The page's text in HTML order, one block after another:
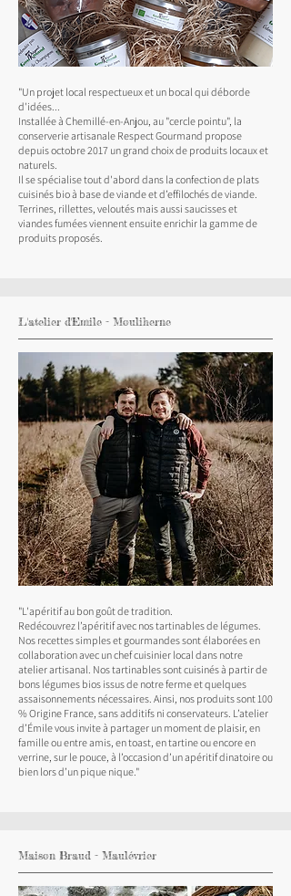
"Un projet local respectueux et un bocal qui déborde
d'idées...
Installée à Chemillé-en-Anjou, au "cercle pointu", la
conserverie artisanale Respect Gourmand propose
depuis octobre 2017 un grand choix de produits locaux et
naturels.
Il se spécialise tout d'abord dans la confection de plats
cuisinés bio à base de viande et d’effilochés de viande.
Terrines, rillettes, veloutés mais aussi saucisses et
viandes fumées viennent ensuite enrichir la gamme de
produits proposés.
L'atelier d'Emile - Mouliherne
"L'apéritif au bon goût de tradition.
Redécouvrez l’apéritif avec nos tartinables de légumes.
Nos recettes simples et gourmandes sont élaborées en
collaboration avec un chef cuisinier local dans notre
atelier artisanal. Nos tartinables sont cuisinés à partir de
bons légumes bios issus de notre ferme et quelques
assaisonnements nécessaires. Ainsi, nos produits sont 100
% Origine France, sans additifs ni conservateurs. L’atelier
d’Émile vous invite à partager un moment de plaisir, en
famille ou entre amis, en toast, en tartine ou encore en
verrine, sur le pouce, à l’occasion d’un apéritif dinatoire ou
bien lors d’un pique nique."
Maison Braud - Maulévrier